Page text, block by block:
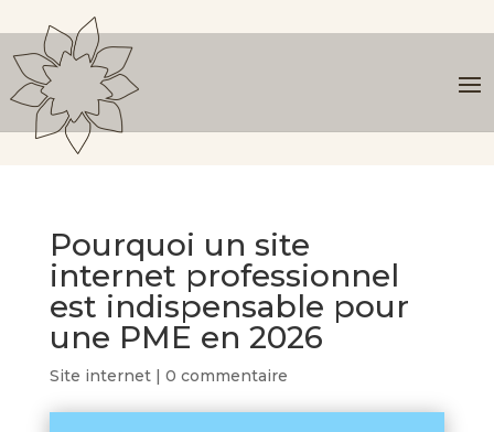
Pourquoi un site
internet professionnel
est indispensable pour
une PME en 2026
Site internet| 0 commentaire